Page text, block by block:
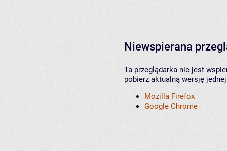
Niewspierana
Ta przeglądarka nie jest
pobierz aktualną wersję
Mozilla Firefox
Google Chrome